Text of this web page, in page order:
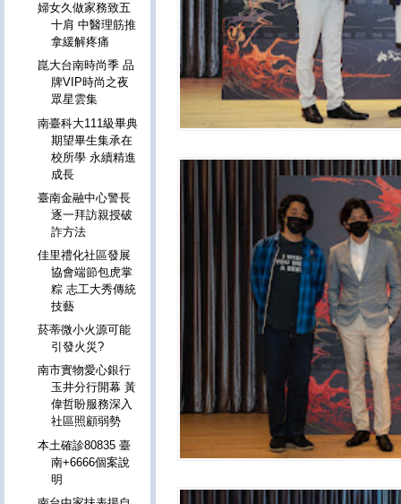
婦女久做家務致五
十肩 中醫理筋推
拿緩解疼痛
崑大台南時尚季 品
牌VIP時尚之夜
眾星雲集
南臺科大111級畢典
期望畢生集承在
校所學 永續精進
成長
臺南金融中心警長
逐一拜訪親授破
詐方法
佳里禮化社區發展
協會端節包虎掌
粽 志工大秀傳統
技藝
菸蒂微小火源可能
引發火災?
南市實物愛心銀行
玉井分行開幕 黃
偉哲盼服務深入
社區照顧弱勢
本土確診80835 臺
南+6666個案說
明